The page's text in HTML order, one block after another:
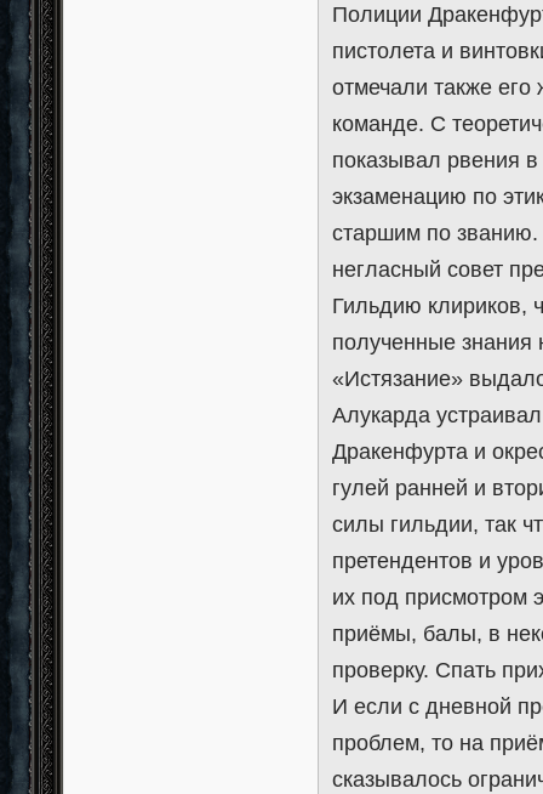
Полиции
пистолета и
отмечали также
команде. С
показывал рвения
экзаменацию по
старшим по званию.
негласный совет
Гильдию клириков,
полученные знания
«Истязание»
Алукарда
Дракенфурта и
гулей ранней и
силы гильдии, так
претендентов и
их под присмотром
приёмы, балы, в
проверку. Спать
И если с дневной
проблем, то на
сказывалось